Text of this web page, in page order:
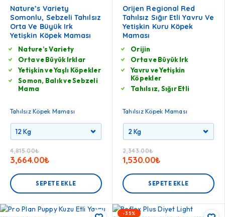
Nature’s Variety
Somonlu, Sebzeli Tahılsız
Orta Ve Büyük Irk
Yetişkin Köpek Maması
Nature’s Variety
Orta ve Büyük Irklar
Yetişkin ve Yaşlı Köpekler
Somon, Balık ve Sebzeli
Mama
Tahılsız Köpek Maması
4,815.00₺
3,664.00₺
SEPETE EKLE
Orijen Regional Red
Tahılsız Sığır Etli Yavru Ve
Yetişkin Kuru Köpek
Maması
Orijin
Orta ve Büyük Irk
Yavru ve Yetişkin
Köpekler
Tahılsız, Sığır Etli
Tahılsız Köpek Maması
2,343.00₺
1,530.00₺
SEPETE EKLE
-35%